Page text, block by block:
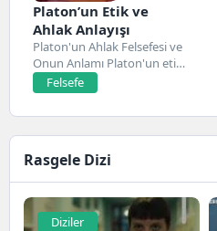
Platon’un Etik ve
Ahlak Anlayışı
Platon'un Ahlak Felsefesi ve
Onun Anlamı Platon'un etik
ve ahlak...
Felsefe
Rasgele Dizi
Diziler